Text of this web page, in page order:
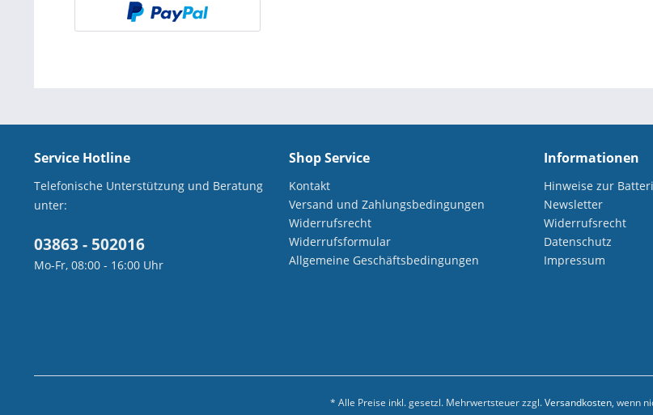
Service Hotline
Telefonische Unterstützung und Beratung
unter:
03863 - 502016
Mo-Fr, 08:00 - 16:00 Uhr
Shop Service
Kontakt
Versand und Zahlungsbedingungen
Widerrufsrecht
Widerrufsformular
Allgemeine Geschäftsbedingungen
Informationen
Hinweise zur
Newsletter
Widerrufsrecht
Datenschutz
Impressum
* Alle Preise inkl. gesetzl. Mehrwertsteuer zzgl.Versandkosten, wenn